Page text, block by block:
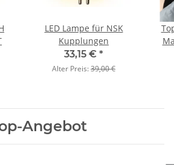
LED Lampe für NSK
Kupplungen
33,15 € *
Alter Preis:39,00 €
Angebot